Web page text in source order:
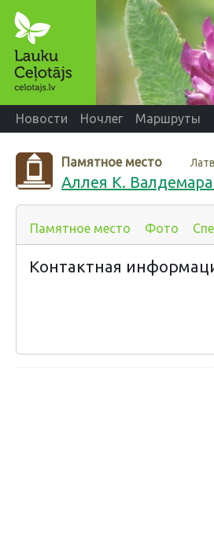
Новости Ночлег Маршруты
Памятное место
Аллея К.
Памятное место Фото
Контактная